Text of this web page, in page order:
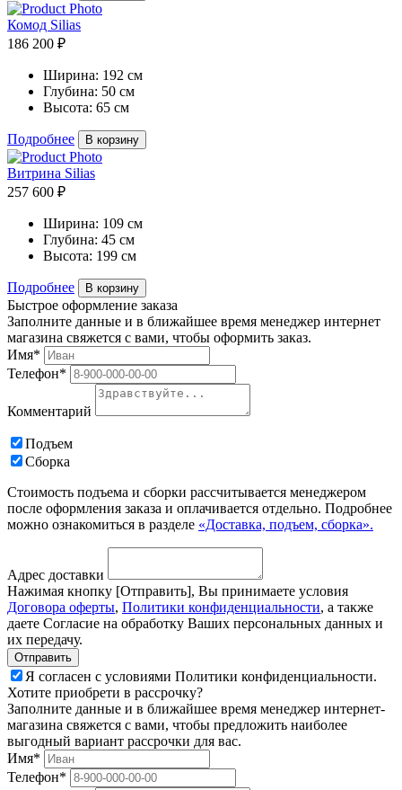
Комод Silias
186 200 ₽
Ширина: 192 см
Глубина: 50 см
Высота: 65 см
Подробнее В корзину
Витрина Silias
257 600 ₽
Ширина: 109 см
Глубина: 45 см
Высота: 199 см
Подробнее В корзину
Быстрое оформление заказа
Заполните данные и в ближайшее время менеджер интернет
магазина свяжется с вами, чтобы оформить заказ.
Имя*
Телефон*
Комментарий
Подъем
Сборка
Стоимость подъема и сборки рассчитывается менеджером
после оформления заказа и оплачивается отдельно. Подробнее
можно ознакомиться в разделе «Доставка, подъем, сборка».
Адрес доставки
Нажимая кнопку [Отправить], Вы принимаете условия
Договора оферты, Политики конфиденциальности, а также
даете Согласие на обработку Ваших персональных данных и
их передачу.
Я согласен с условиями Политики конфиденциальности.
Хотите приобрети в рассрочку?
Заполните данные и в ближайшее время менеджер интернет-
магазина свяжется с вами, чтобы предложить наиболее
выгодный вариант рассрочки для вас.
Имя*
Телефон*